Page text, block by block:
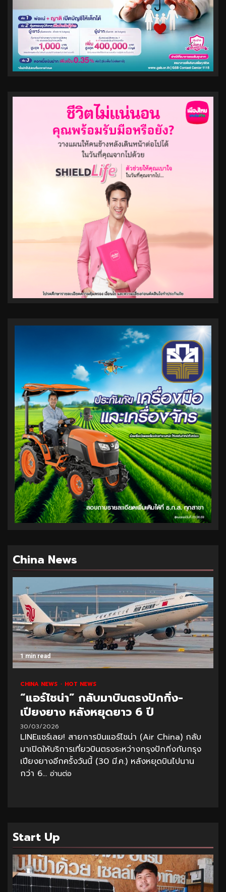
China News
1 min read
CHINA NEWS HOT NEWS
“แอร์ไชน่า” กลับมาบินตรงปักกิ่ง-
เปียงยาง หลังหยุดยาว 6 ปี
30/03/2026
LINEแชร์เลย! สายการบินแอร์ไชน่า (Air China) กลับ
มาเปิดให้บริการเที่ยวบินตรงระหว่างกรุงปักกิ่งกับกรุง
เปียงยางอีกครั้งวันนี้ (30 มี.ค.) หลังหยุดบินไปนาน
กว่า 6... อ่านต่อ
Start Up